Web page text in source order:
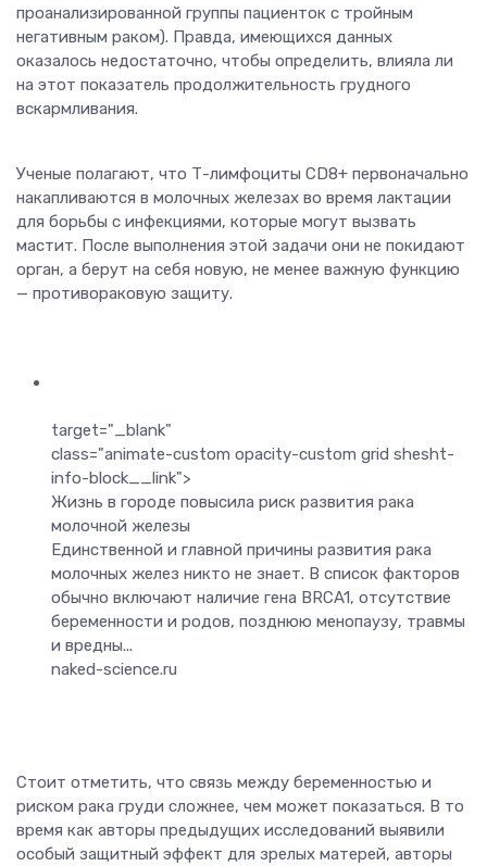
проанализированной группы пациенток с тройным
негативным раком). Правда, имеющихся данных
оказалось недостаточно, чтобы определить, влияла ли
на этот показатель продолжительность грудного
вскармливания.
Ученые полагают, что Т-лимфоциты CD8+ первоначально
накапливаются в молочных железах во время лактации
для борьбы с инфекциями, которые могут вызвать
мастит. После выполнения этой задачи они не покидают
орган, а берут на себя новую, не менее важную функцию
— противораковую защиту.
target="_blank"
class="animate-custom opacity-custom grid shesht-
info-block__link">
Жизнь в городе повысила риск развития рака
молочной железы
Единственной и главной причины развития рака
молочных желез никто не знает. В список факторов
обычно включают наличие гена BRCA1, отсутствие
беременности и родов, позднюю менопаузу, травмы
и вредны...
naked-science.ru
Стоит отметить, что связь между беременностью и
риском рака груди сложнее, чем может показаться. В то
время как авторы предыдущих исследований выявили
особый защитный эффект для зрелых матерей, авторы